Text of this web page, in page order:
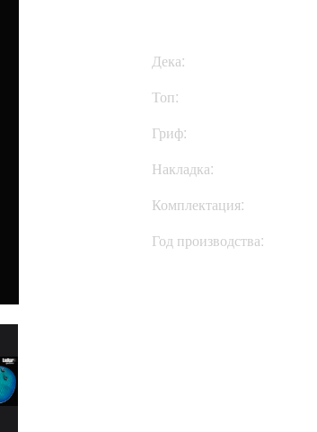
Дека:
Топ:
Гриф:
Накладка:
Комплектация:
Год производства: